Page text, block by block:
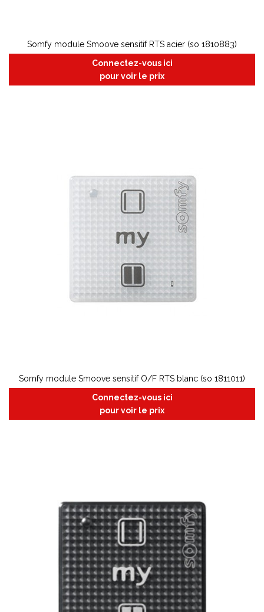
Somfy module Smoove sensitif RTS acier (so 1810883)
Connectez-vous ici
pour voir le prix
Somfy module Smoove sensitif O/F RTS blanc (so 1811011)
Connectez-vous ici
pour voir le prix